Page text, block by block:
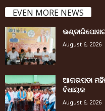
EVEN MORE NEWS
August 6, 2026
ଆଗରପଡା
ବିଧାୟକ
August 6, 2026